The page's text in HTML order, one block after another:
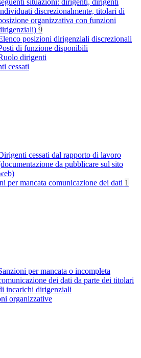
situazioni: dirigenti, dirigenti
discrezionalmente, titolari di
organizzativa con funzioni
9
posizioni dirigenziali discrezionali
di funzione disponibili
dirigenti
cessati
cessati dal rapporto di lavoro
da pubblicare sul sito
per mancata comunicazione dei dati 1
per mancata o incompleta
dei dati da parte dei titolari
incarichi dirigenziali
organizzative